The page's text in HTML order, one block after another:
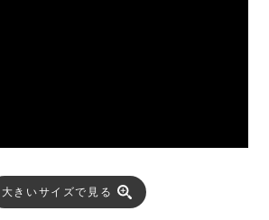
大きいサイズで見る